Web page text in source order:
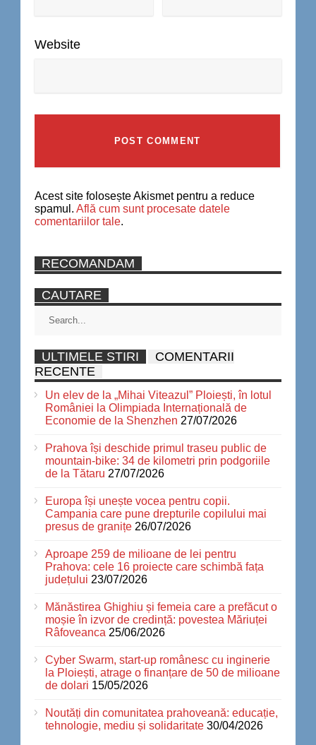
Website
Acest site folosește Akismet pentru a reduce
spamul. Află cum sunt procesate datele
comentariilor tale.
RECOMANDAM
CAUTARE
ULTIMELE STIRI
COMENTARII
RECENTE
Un elev de la „Mihai Viteazul” Ploiești, în lotul
României la Olimpiada Internațională de
Economie de la Shenzhen 27/07/2026
Prahova își deschide primul traseu public de
mountain-bike: 34 de kilometri prin podgoriile
de la Tătaru 27/07/2026
Europa își unește vocea pentru copii.
Campania care pune drepturile copilului mai
presus de granițe 26/07/2026
Aproape 259 de milioane de lei pentru
Prahova: cele 16 proiecte care schimbă fața
județului 23/07/2026
Mănăstirea Ghighiu și femeia care a prefăcut o
moșie în izvor de credință: povestea Măriuței
Râfoveanca 25/06/2026
Cyber Swarm, start-up românesc cu inginerie
la Ploiești, atrage o finanțare de 50 de milioane
de dolari 15/05/2026
Noutăți din comunitatea prahoveană: educație,
tehnologie, mediu și solidaritate 30/04/2026